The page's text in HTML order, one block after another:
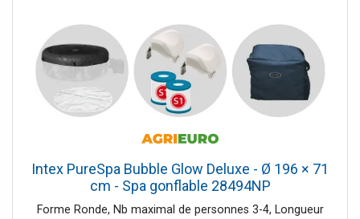
Intex PureSpa Bubble Glow Deluxe - Ø 196 × 71
cm - Spa gonflable 28494NP
Forme Ronde, Nb maximal de personnes 3-4, Longueur